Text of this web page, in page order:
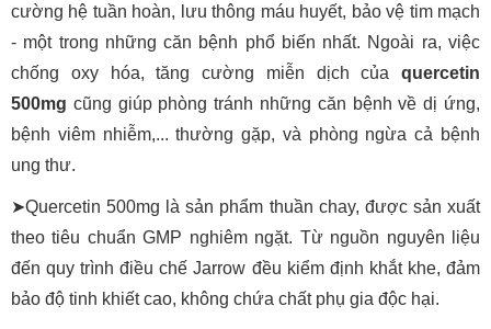
cường hệ tuần hoàn, lưu thông máu huyết, bảo vệ tim mạch
- một trong những căn bệnh phổ biến nhất. Ngoài ra, việc
chống oxy hóa, tăng cường miễn dịch của quercetin
500mg cũng giúp phòng tránh những căn bệnh về dị ứng,
bệnh viêm nhiễm,... thường gặp, và phòng ngừa cả bệnh
ung thư.
➤Quercetin 500mg là sản phẩm thuần chay, được sản xuất
theo tiêu chuẩn GMP nghiêm ngặt. Từ nguồn nguyên liệu
đến quy trình điều chế Jarrow đều kiểm định khắt khe, đảm
bảo độ tinh khiết cao, không chứa chất phụ gia độc hại.